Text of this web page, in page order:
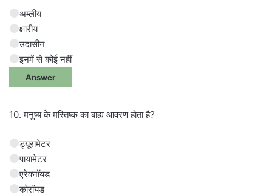
अम्लीय
क्षारीय
उदासीन
इनमें से कोई नहीं
Answer
10. मनुष्य के मस्तिष्क का बाह्य आवरण होता है?
ड्यूरामेटर
पायामेटर
एरेक्नॉयड
कोरॉयड